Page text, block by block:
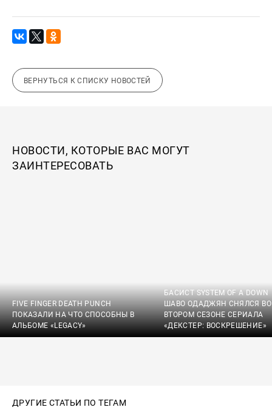
ВЕРНУТЬСЯ К СПИСКУ НОВОСТЕЙ
НОВОСТИ, КОТОРЫЕ ВАС МОГУТ
ЗАИНТЕРЕСОВАТЬ
FIVE FINGER DEATH PUNCH
ПОКАЗАЛИ НА ЧТО СПОСОБНЫ В
АЛЬБОМЕ «LEGACY»
БАСИСТ SYSTEM OF A DOWN
ШАВО ОДАДЖЯН СНЯЛСЯ ВО
ВТОРОМ СЕЗОНЕ СЕРИАЛА
«ДЕКСТЕР: ВОСКРЕШЕНИЕ»
ДРУГИЕ СТАТЬИ ПО ТЕГАМ